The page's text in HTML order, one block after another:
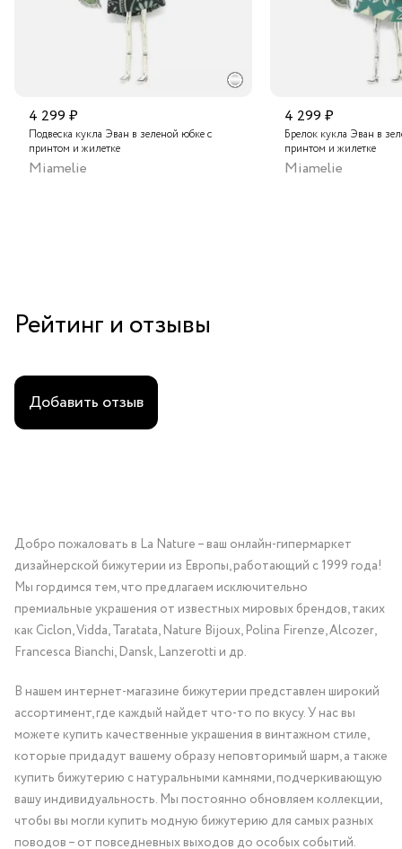
4 299 ₽
Подвеска кукла Эван в зеленой юбке с
принтом и жилетке
Miamelie
4 299 ₽
Брелок кукла Эван в
принтом и жилетке
Miamelie
Рейтинг и отзывы
Добавить отзыв
Добро пожаловать в La Nature – ваш онлайн-гипермаркет
дизайнерской бижутерии из Европы, работающий с 1999 года!
Мы гордимся тем, что предлагаем исключительно
премиальные украшения от известных мировых брендов, таких
как Ciclon, Vidda, Taratata, Nature Bijoux, Polina Firenze, Alcozer,
Francesca Bianchi, Dansk, Lanzerotti и др.
В нашем интернет-магазине бижутерии представлен широкий
ассортимент, где каждый найдет что-то по вкусу. У нас вы
можете купить качественные украшения в винтажном стиле,
которые придадут вашему образу неповторимый шарм, а также
купить бижутерию с натуральными камнями, подчеркивающую
вашу индивидуальность. Мы постоянно обновляем коллекции,
чтобы вы могли купить модную бижутерию для самых разных
поводов – от повседневных выходов до особых событий.